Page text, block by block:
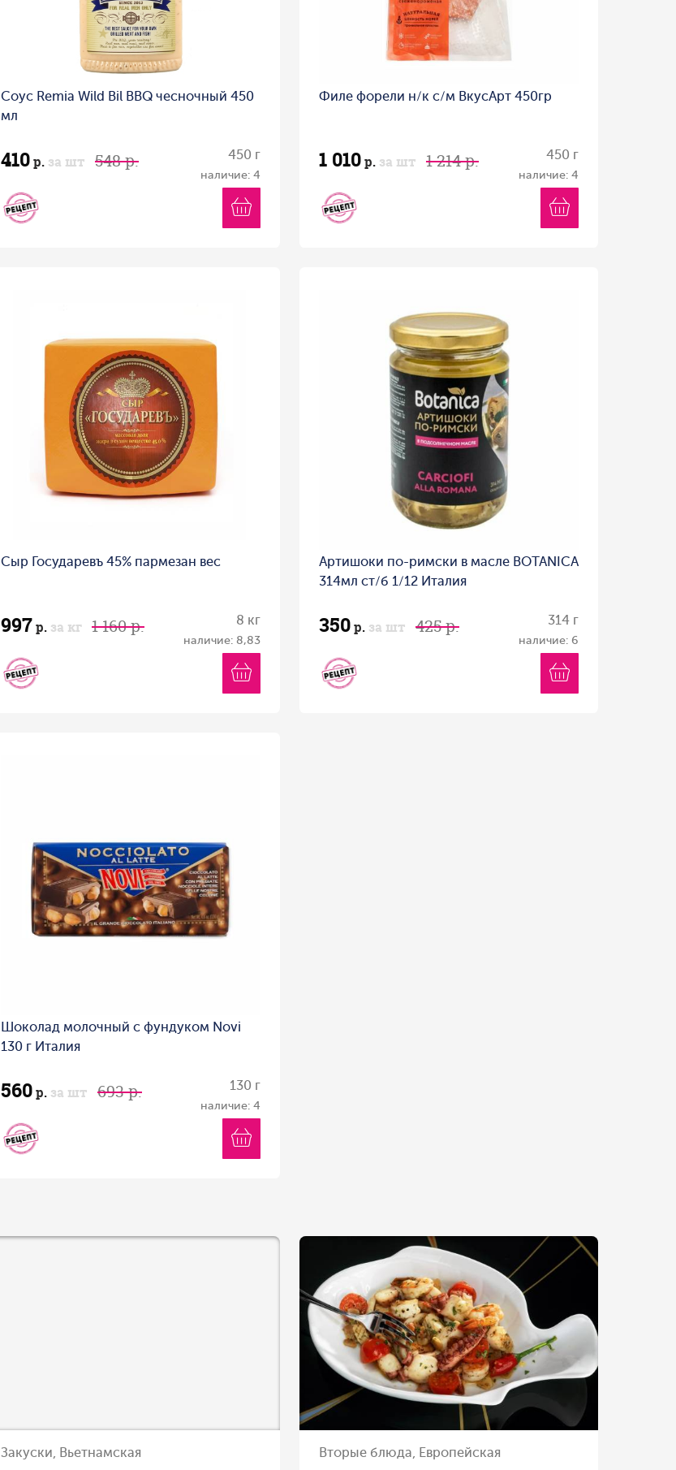
Соус Remia Wild Bil BBQ чесночный 450
мл
410р. за шт 548 р. 450 г
наличие: 4
Филе форели н/к с/м ВкусАрт 450гр
1 010р. за шт 1 214 р. 450 г
наличие: 4
Сыр Государевъ 45% пармезан вес
997р. за кг 1 160 р. 8 кг
наличие: 8,83
Артишоки по-римски в масле BOTANICA
314мл ст/б 1/12 Италия
350р. за шт 425 р. 314 г
наличие: 6
Шоколад молочный с фундуком Novi
130 г Италия
560р. за шт 693 р. 130 г
наличие: 4
Закуски, Вьетнамская Вторые блюда, Европейская